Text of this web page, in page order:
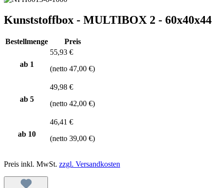
Kunststoffbox - MULTIBOX 2 - 60x40x44
Bestellmenge Preis
ab 1
55,93 €
(netto 47,00 €)
ab 5
49,98 €
(netto 42,00 €)
ab 10
46,41 €
(netto 39,00 €)
Preis inkl. MwSt. zzgl. Versandkosten